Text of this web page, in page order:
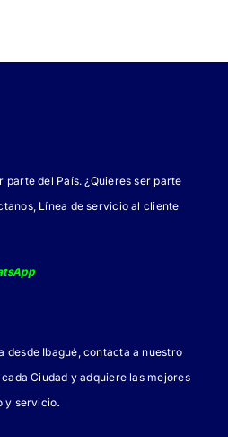
parte del País. ¿Quieres ser parte
Línea de servicio al cliente
desde Ibagué, contacta a nuestro
Ciudad y adquiere las mejores
y servicio.